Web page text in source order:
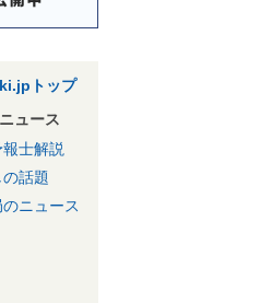
トップ
ュース
士解説
話題
ニュース